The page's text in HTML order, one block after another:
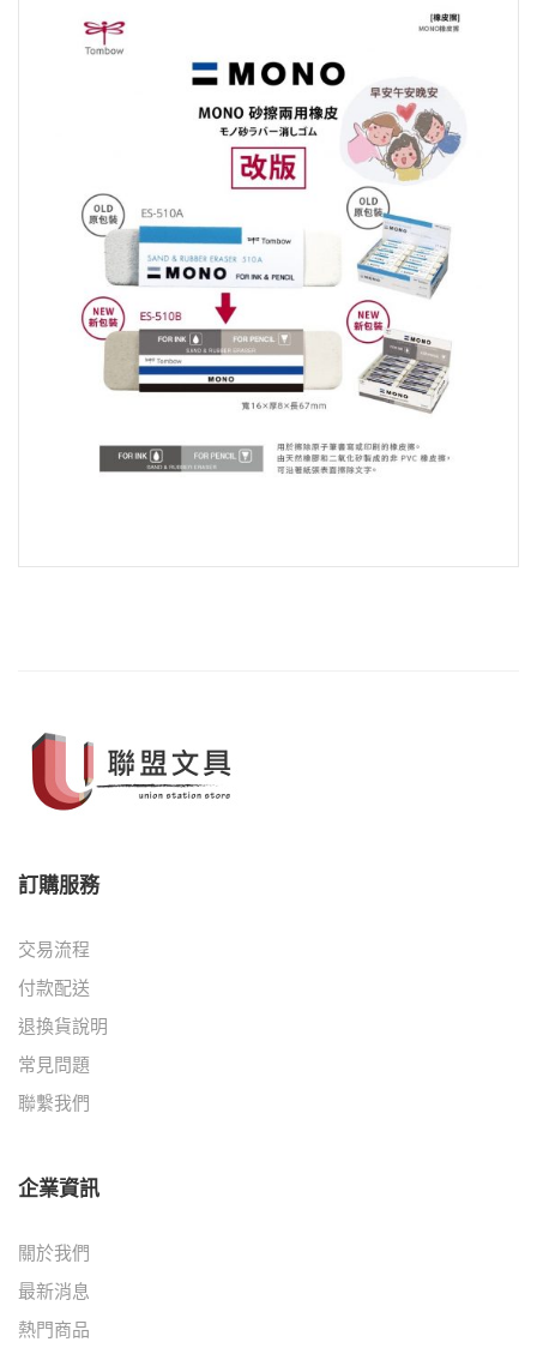
訂購服務
交易流程
付款配送
退換貨說明
常見問題
聯繫我們
企業資訊
關於我們
最新消息
熱門商品